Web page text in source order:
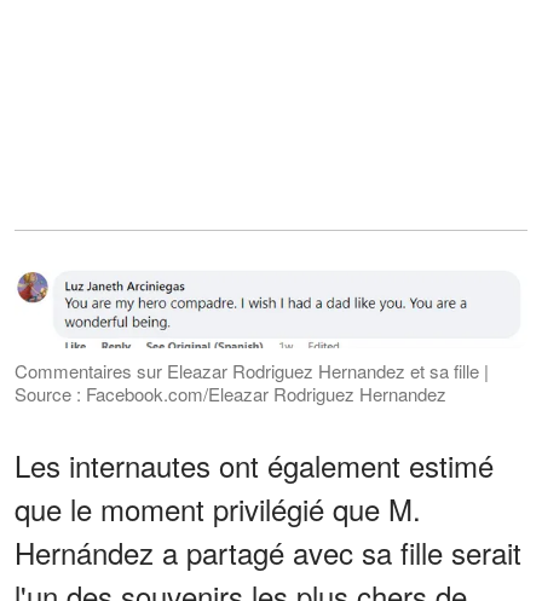
Commentaires sur Eleazar Rodriguez Hernandez et sa fille |
Source : Facebook.com/Eleazar Rodriguez Hernandez
Les internautes ont également estimé
que le moment privilégié que M.
Hernández a partagé avec sa fille serait